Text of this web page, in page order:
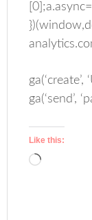
ga(‘create’,
ga(‘send’,
Like this:
Loading…